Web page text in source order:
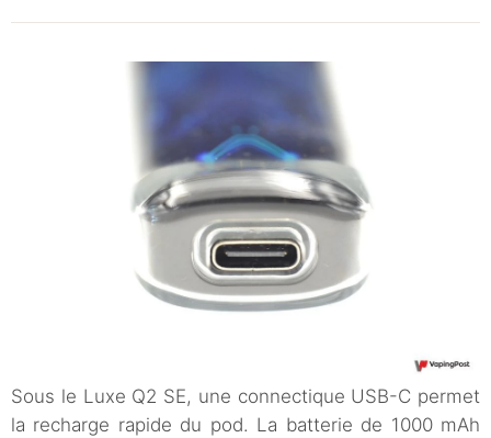
Sous le Luxe Q2 SE, une connectique USB-C permet
la recharge rapide du pod. La batterie de 1000 mAh